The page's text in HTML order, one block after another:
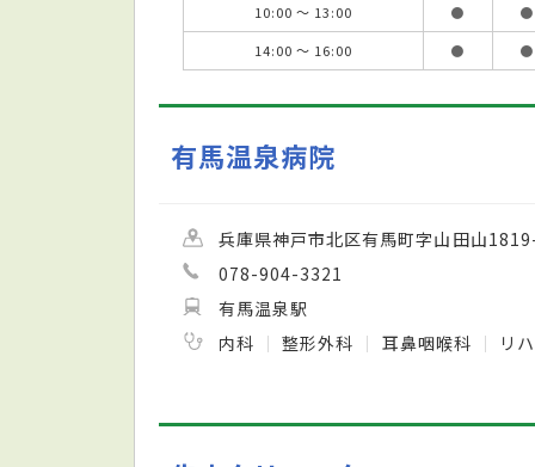
10:00 ～ 13:00
●
●
14:00 ～ 16:00
● ●
有馬温泉病院
兵庫県神戸市北区有馬町字山田山
078-904-3321
有馬温泉駅
内科
整形外科 耳鼻咽喉科 リ